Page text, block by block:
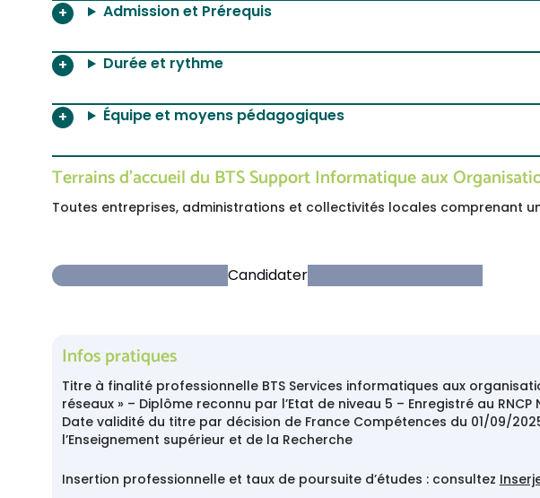
Admission et Prérequis
Durée et rythme
Équipe et moyens pédagogiques
Terrains d’accueil du BTS Support Informatique aux
Toutes entreprises, administrations et collectivités locales comprenant
Candidater
Infos pratiques
Titre à finalité professionnelle BTS Services informatiques aux
réseaux » – Diplôme reconnu par l’Etat de niveau 5 – Enregistré au
Date validité du titre par décision de France Compétences du 01/09/
l’Enseignement supérieur et de la Recherche
Insertion professionnelle et taux de poursuite d’études : consultez